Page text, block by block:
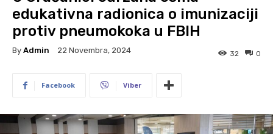
edukativna radionica o imunizaciji
protiv pneumokoka u FBIH
By Admin 22 Novembra, 2024 0
32
Facebook Viber